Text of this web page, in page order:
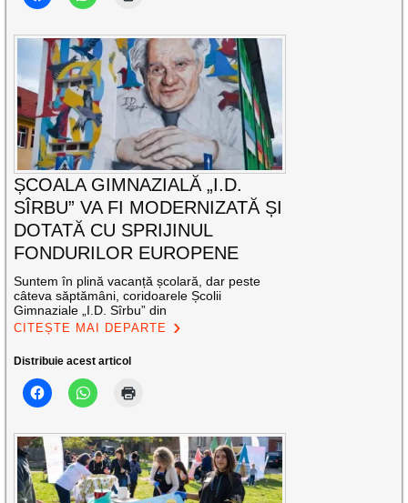
ȘCOALA GIMNAZIALĂ „I.D.
SÎRBU” VA FI MODERNIZATĂ ȘI
DOTATĂ CU SPRIJINUL
FONDURILOR EUROPENE
Suntem în plină vacanță școlară, dar peste
câteva săptămâni, coridoarele Școlii
Gimnaziale „I.D. Sîrbu” din
CITEȘTE MAI DEPARTE
Distribuie acest articol